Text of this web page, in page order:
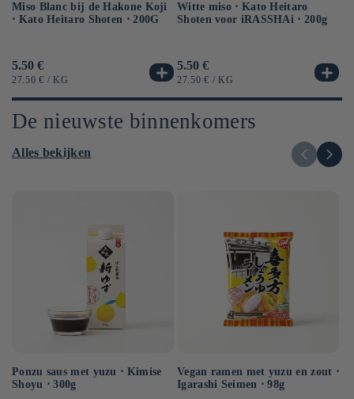
Miso Blanc bij de Hakone Koji
⋅ Kato Heitaro Shoten ⋅ 200G
Normale
prijs
5.50 €
EENHEIDSPRIJS
27.50 € / PER
KG
Witte miso ⋅ Kato Heitaro
Shoten voor iRASSHAi ⋅ 200g
Normale
prijs
5.50 €
EENHEIDSPRIJS
27.50 € / PER
KG
De nieuwste binnenkomers
Alles bekijken
Ponzu saus met yuzu ⋅ Kimise
Shoyu ⋅ 300g
Vegan ramen met yuzu en zout ⋅
Igarashi Seimen ⋅ 98g